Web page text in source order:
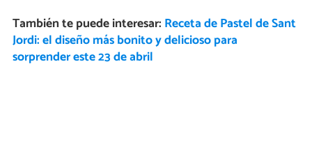
También te puede interesar: Receta de Pastel de Sant
Jordi: el diseño más bonito y delicioso para
sorprender este 23 de abril